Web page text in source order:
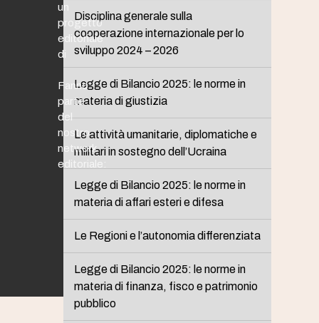
Disciplina generale sulla
cooperazione internazionale per lo
sviluppo 2024 – 2026
Legge di Bilancio 2025: le norme in
materia di giustizia
Le attività umanitarie, diplomatiche e
militari in sostegno dell’Ucraina
Legge di Bilancio 2025: le norme in
materia di affari esteri e difesa
Le Regioni e l’autonomia differenziata
Legge di Bilancio 2025: le norme in
materia di finanza, fisco e patrimonio
pubblico
un
progetto
editoriale
di
Fanno
parte
del
nostro
network
editoriale: